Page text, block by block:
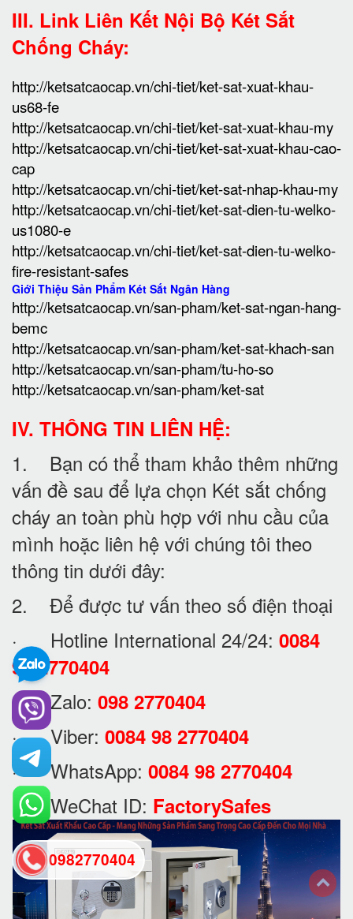
III. Link Liên Kết Nội Bộ Két Sắt
Chống Cháy:
http://ketsatcaocap.vn/chi-tiet/ket-sat-xuat-khau-
us68-fe
http://ketsatcaocap.vn/chi-tiet/ket-sat-xuat-khau-my
http://ketsatcaocap.vn/chi-tiet/ket-sat-xuat-khau-cao-
cap
http://ketsatcaocap.vn/chi-tiet/ket-sat-nhap-khau-my
http://ketsatcaocap.vn/chi-tiet/ket-sat-dien-tu-welko-
us1080-e
http://ketsatcaocap.vn/chi-tiet/ket-sat-dien-tu-welko-
fire-resistant-safes
Giới Thiệu Sản Phẩm Két Sắt Ngân Hàng
http://ketsatcaocap.vn/san-pham/ket-sat-ngan-hang-
bemc
http://ketsatcaocap.vn/san-pham/ket-sat-khach-san
http://ketsatcaocap.vn/san-pham/tu-ho-so
http://ketsatcaocap.vn/san-pham/ket-sat
IV. THÔNG TIN LIÊN HỆ:
1. Bạn có thể tham khảo thêm những
vấn đề sau để lựa chọn Két sắt chống
cháy an toàn phù hợp với nhu cầu của
mình hoặc liên hệ với chúng tôi theo
thông tin dưới đây:
2. Để được tư vấn theo số điện thoại
· Hotline International 24/24: 0084
98 2770404
· Zalo: 098 2770404
· Viber: 0084 98 2770404
· WhatsApp: 0084 98 2770404
· WeChat ID: FactorySafes
0982770404
back